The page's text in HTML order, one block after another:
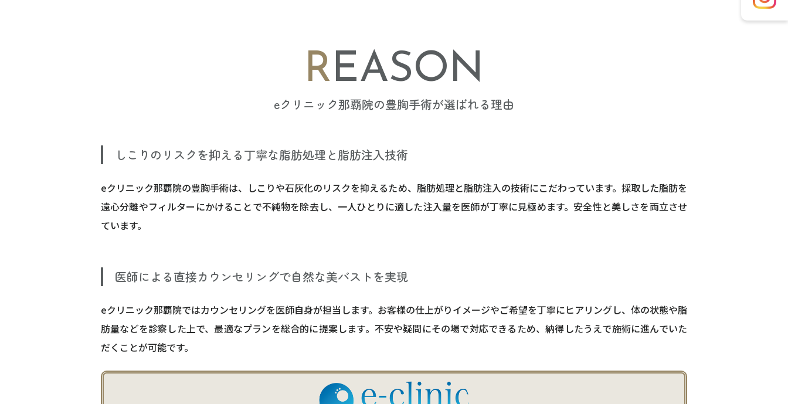
REASON
eクリニック那覇院の豊胸手術が選ばれる理由
しこりのリスクを抑える丁寧な脂肪処理と脂肪注入技術
eクリニック那覇院の豊胸手術は、しこりや石灰化のリスクを抑えるため、脂肪処理と脂肪注入の技術にこだわっています。採取した脂肪を
遠心分離やフィルターにかけることで不純物を除去し、一人ひとりに適した注入量を医師が丁寧に見極めます。安全性と美しさを両立させ
ています。
医師による直接カウンセリングで自然な美バストを実現
eクリニック那覇院ではカウンセリングを医師自身が担当します。お客様の仕上がりイメージやご希望を丁寧にヒアリングし、体の状態や脂
肪量などを診察した上で、最適なプランを総合的に提案します。不安や疑問にその場で対応できるため、納得したうえで施術に進んでいた
だくことが可能です。